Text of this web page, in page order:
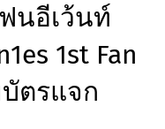
นอีเว้นท์
1st Fan
ตรแจก